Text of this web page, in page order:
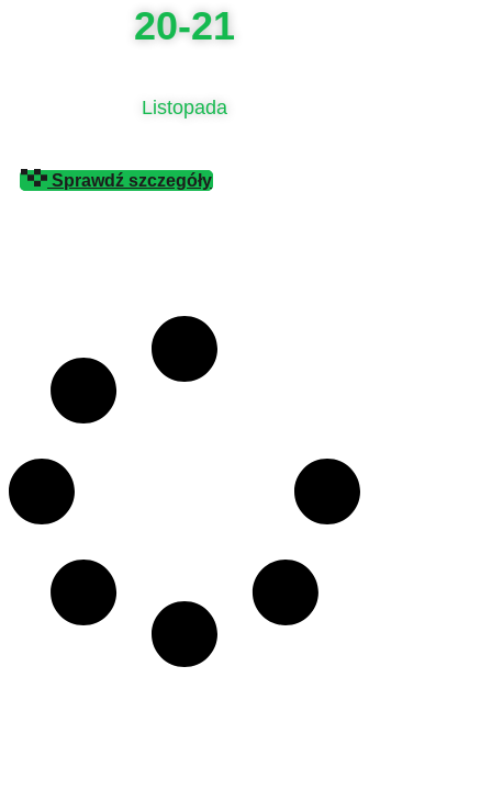
20-21
Listopada
Sprawdź szczegóły